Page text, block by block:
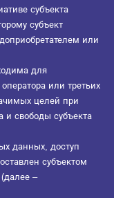
субъекта
субъект
или
для
или третьих
целей при
и свободы субъекта
данных, доступ
субъектом
–